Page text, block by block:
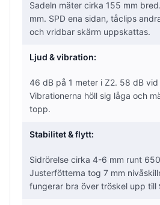
Sadeln mäter cirka 155 mm
mm. SPD ena sidan, tåclips
och vridbar skärm uppskattas.
Ljud & vibration:
46 dB på 1 meter i Z2. 58 dB
Vibrationerna höll sig låga och
topp.
Stabilitet & flytt:
Sidrörelse cirka 4-6 mm runt
Justerfötterna tog 7 mm
fungerar bra över tröskel upp till